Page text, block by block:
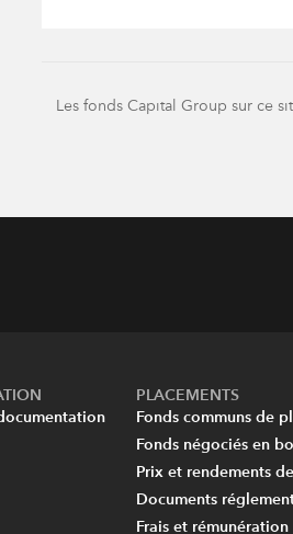
Les fonds Capital Group sur ce
PLACEMENTS
Fonds communs de
Fonds négociés en
Prix et rendements
Documents
Frais et rémunération